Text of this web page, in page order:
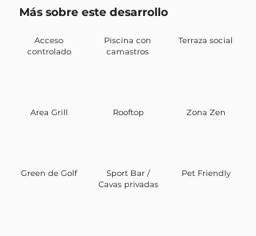
Más sobre este desarrollo
Acceso
controlado
Piscina con
camastros
Terraza social
Area Grill Rooftop Zona Zen
Green de Golf
Sport Bar /
Cavas privadas
Pet Friendly